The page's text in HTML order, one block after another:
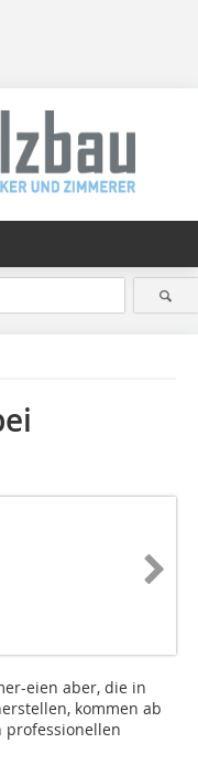
eien aber, die in
kommen ab
professionellen